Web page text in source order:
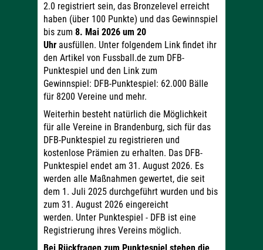
2.0 registriert sein, das Bronzelevel erreicht
haben (über 100 Punkte) und das Gewinnspiel
bis zum 8. Mai 2026 um 20
Uhr ausfüllen. Unter folgendem Link findet ihr
den Artikel von Fussball.de zum DFB-
Punktespiel und den Link zum
Gewinnspiel: DFB-Punktespiel: 62.000 Bälle
für 8200 Vereine und mehr.
Weiterhin besteht natürlich die Möglichkeit
für alle Vereine in Brandenburg, sich für das
DFB-Punktespiel zu registrieren und
kostenlose Prämien zu erhalten. Das DFB-
Punktespiel endet am 31. August 2026. Es
werden alle Maßnahmen gewertet, die seit
dem 1. Juli 2025 durchgeführt wurden und bis
zum 31. August 2026 eingereicht
werden. Unter Punktespiel - DFB ist eine
Registrierung ihres Vereins möglich.